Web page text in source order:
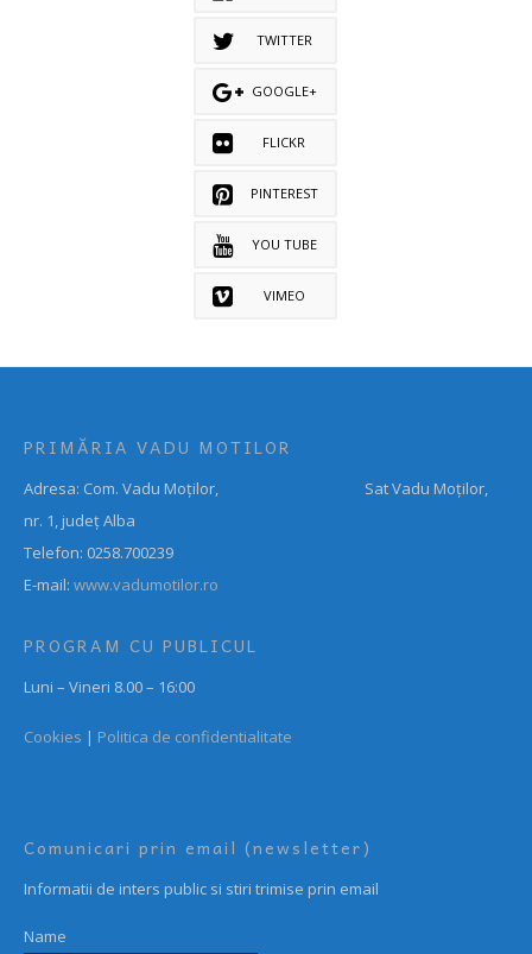
TWITTER
GOOGLE+
FLICKR
PINTEREST
YOU TUBE
VIMEO
PRIMĂRIA VADU MOTILOR
Adresa: Com. Vadu Moților, Sat Vadu Moților,
nr. 1, județ Alba
Telefon: 0258.700239
E-mail: www.vadumotilor.ro
PROGRAM CU PUBLICUL
Luni – Vineri 8.00 – 16:00
Cookies | Politica de confidentialitate
Comunicari prin email (newsletter)
Informatii de inters public si stiri trimise prin email
Name